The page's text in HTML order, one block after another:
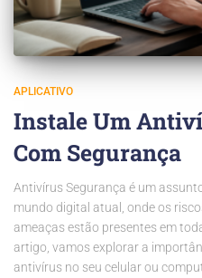
APLICATIVO
Instale Um
Com Segurança
Antivírus Segurança é um
mundo digital atual, onde os
ameaças estão presentes em
artigo, vamos explorar a
antivírus no seu celular ou